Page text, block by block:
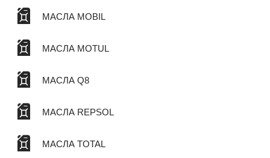
МАСЛА MOBIL
МАСЛА MOTUL
МАСЛА Q8
МАСЛА REPSOL
МАСЛА TOTAL